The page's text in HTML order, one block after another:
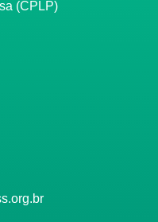
(CPLP)